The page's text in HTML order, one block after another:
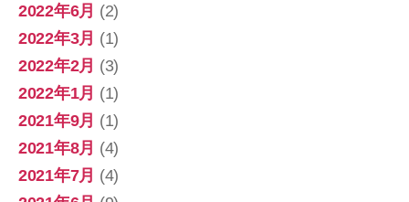
2022年6月 (2)
2022年3月 (1)
2022年2月 (3)
2022年1月 (1)
2021年9月 (1)
2021年8月 (4)
2021年7月 (4)